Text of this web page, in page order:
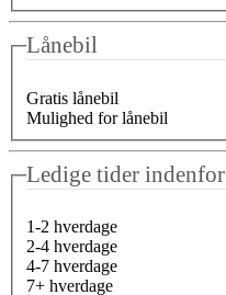
Lånebil
Gratis lånebil
Mulighed for lånebil
Ledige tider indenfor
1-2 hverdage
2-4 hverdage
4-7 hverdage
7+ hverdage